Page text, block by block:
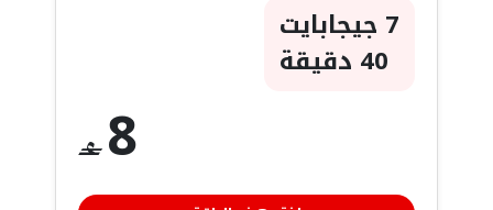
7 جيجابايت
40 دقيقة
8
‒